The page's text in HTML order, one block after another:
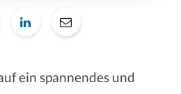
ein spannendes und